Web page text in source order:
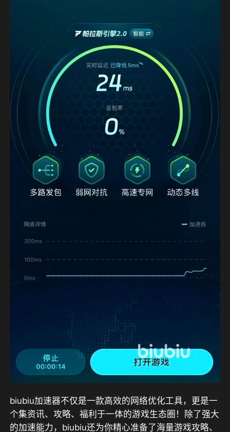
biubiu加速器不仅是一款高效的网络优化工具，更是一
个集资讯、攻略、福利于一体的游戏生态圈！除了强大
的加速能力，biubiu还为你精心准备了海量游戏攻略、